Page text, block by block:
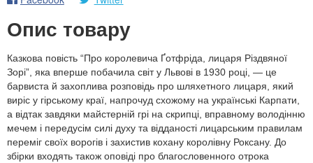
Опис товару
Казкова повість “Про королевича Ґотфріда, лицаря Різдвяної
Зорі”, яка вперше побачила світ у Львові в 1930 році, — це
барвиста й захоплива розповідь про шляхетного лицаря, який
виріс у гірському краї, напрочуд схожому на українські Карпати,
а відтак завдяки майстерній грі на скрипці, вправному володінню
мечем і передусім силі духу та відданості лицарським правилам
переміг своїх ворогів і захистив кохану королівну Роксану. До
збірки входять також оповіді про благословенного отрока